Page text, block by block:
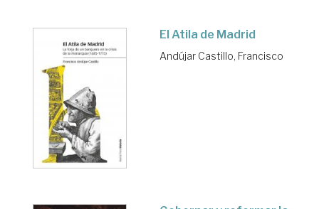
El Atila de Madrid
Andújar Castillo, Francisco